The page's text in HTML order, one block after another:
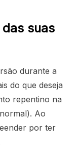
suas
durante a
do que deseja
repentino na
Ao
por ter